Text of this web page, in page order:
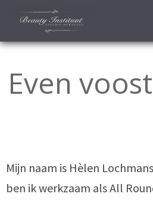
Even
Mijn naam is Hèlen
ben ik werkzaam als All